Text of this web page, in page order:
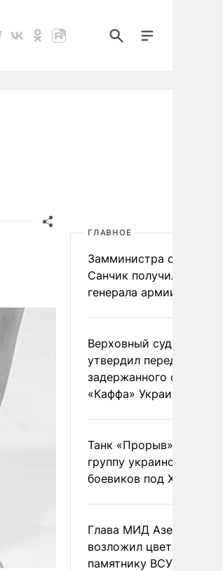
ГЛАВНОЕ
Замминистра обороны
Санчик получил звание
генерала армии
Верховный суд Швеции
утвердил передачу
задержанного
«Каффа» Украине
Танк «Прорыв»
группу украинских
боевиков под
Глава МИД
возложил цветы к
памятнику ВСУ